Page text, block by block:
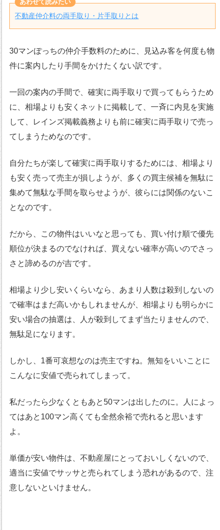
不動産仲介料の両手取り・片手取りとは
30マンぽっちの仲介手数料のために、見込み客を何度も物
件に案内したり手間をかけたくない訳です。
一回の案内の手間で、確実に両手取りで買ってもらうため
に、相場よりも安くネットに掲載して、一斉に内見を実施
して、レインズ掲載義務よりも前に確実に両手取りで売っ
てしまうためなのです。
自分たちが楽して確実に両手取りするためには、相場より
も安く売って売主が損しようが、多くの買主候補を無駄に
集めて無駄な手間を取らせようが、彼らには関係のないこ
となのです。
だから、この物件はいいなと思っても、買い付け順で優先
順位が決まるのでなければ、買えない確率が高いのでさっ
さと諦めるのが吉です。
相場より少し安いくらいなら、あまり人数は殺到しないの
で確率はまだ高いかもしれませんが、相場よりも明らかに
安い場合の抽選は、人が殺到してまず当たりませんので、
無駄足になります。
しかし、1番可哀想なのは売主ですね。無知をいいことに
こんなに安値で売られてしまって。
私だったら少なくともあと50マンは出したのに。人によっ
てはあと100マン高くても全然余裕で売れると思います
よ。
単価が安い物件は、不動産屋にとっておいしくないので、
適当に安値でサッサと売られてしまう恐れがあるので、注
意しないといけません。